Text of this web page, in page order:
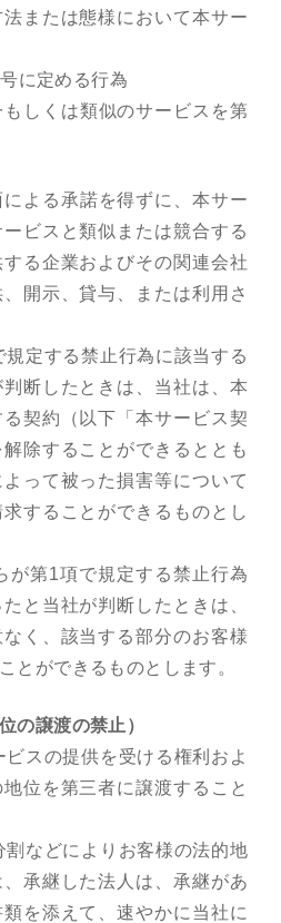
または態様において本サー
に定める行為
しくは類似のサービスを第
よる承諾を得ずに、本サー
ビスと類似または競合する
る企業およびその関連会社
開示、貸与、または利用さ
規定する禁止行為に該当する
断したときは、当社は、本
契約（以下「本サービス契
除することができるととも
って被った損害等について
することができるものとし
が第1項で規定する禁止行為
と当社が判断したときは、
く、該当する部分のお客様
とができるものとします。
の譲渡の禁止）
ビスの提供を受ける権利およ
位を第三者に譲渡すること
割などによりお客様の法的地
承継した法人は、承継があ
を添えて、速やかに当社に